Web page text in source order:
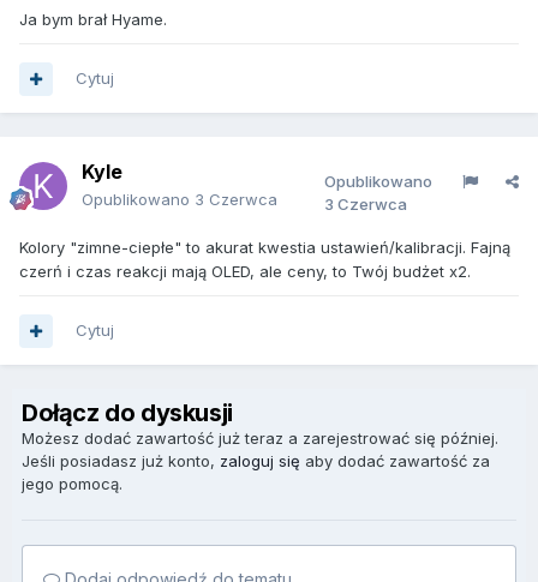
Ja bym brał Hyame.
Cytuj
Kyle
Opublikowano 3 Czerwca
Opublikowano
3 Czerwca
Kolory "zimne-ciepłe" to akurat kwestia ustawień/kalibracji. Fajną
czerń i czas reakcji mają OLED, ale ceny, to Twój budżet x2.
Cytuj
Dołącz do dyskusji
Możesz dodać zawartość już teraz a zarejestrować się później.
Jeśli posiadasz już konto, zaloguj się aby dodać zawartość za
jego pomocą.